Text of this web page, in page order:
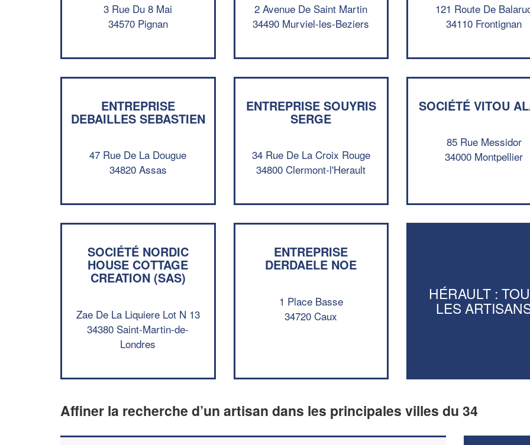
3 Rue Du 8 Mai
34570 Pignan
2 Avenue De Saint Martin
34490 Murviel-les-Beziers
121 Route De
34110 Frontignan
ENTREPRISE
DEBAILLES SEBASTIEN
47 Rue De La Dougue
34820 Assas
ENTREPRISE SOUYRIS
SERGE
34 Rue De La Croix Rouge
34800 Clermont-l'Herault
SOCIÉTÉ VITOU
85 Rue Messidor
34000 Montpellier
SOCIÉTÉ NORDIC
HOUSE COTTAGE
CREATION (SAS)
Zae De La Liquiere Lot N 13
34380 Saint-Martin-de-
Londres
ENTREPRISE
DERDAELE NOE
1 Place Basse
34720 Caux
HÉRAULT :
LES
Affiner la recherche d’un artisan dans les principales villes du 34